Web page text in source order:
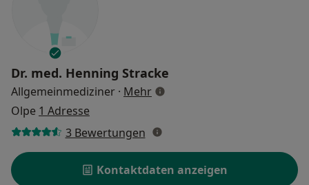
Dr. med. Henning Stracke
Allgemeinmediziner · Mehrüber Spezialisierungen
Olpe 1 Adresse
3 Bewertungen
Kontaktdaten anzeigen